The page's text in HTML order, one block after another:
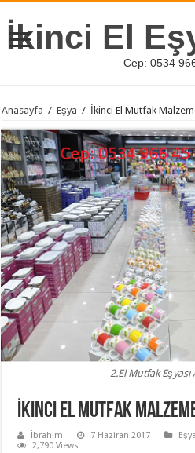
İkinci El
Cep: 0534
Anasayfa / Eşya / İkinci El Mutfak
2.El Mutfak Eşyası
İkinci El Mutfak
İbrahim 7 Haziran 2017 Eşya
2,790 Views